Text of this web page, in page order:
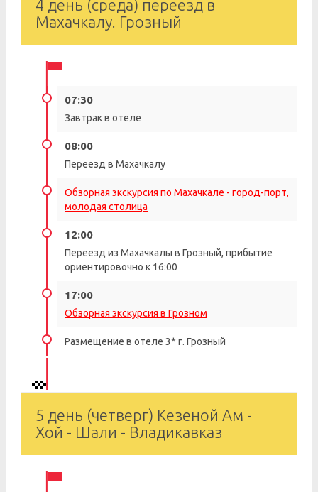
4 день (среда) переезд в
Махачкалу. Грозный
07:30
Завтрак в отеле
08:00
Переезд в Махачкалу
Обзорная экскурсия по Махачкале - город-порт,
молодая столица
12:00
Переезд из Махачкалы в Грозный, прибытие
ориентировочно к 16:00
17:00
Обзорная экскурсия в Грозном
Размещение в отеле 3* г. Грозный
5 день (четверг) Кезеной Ам -
Хой - Шали - Владикавказ